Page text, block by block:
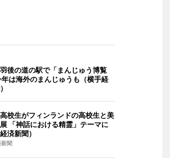
後の道の駅で「まんじゅう博覧
年は海外のまんじゅうも（横手経
校生がフィンランドの高校生と美
「神話における精霊」テーマに
済新聞）
聞